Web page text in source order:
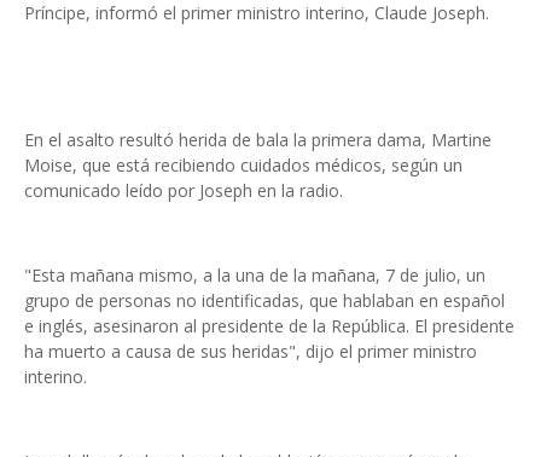
Príncipe, informó el primer ministro interino, Claude Joseph.
En el asalto resultó herida de bala la primera dama, Martine
Moise, que está recibiendo cuidados médicos, según un
comunicado leído por Joseph en la radio.
"Esta mañana mismo, a la una de la mañana, 7 de julio, un
grupo de personas no identificadas, que hablaban en español
e inglés, asesinaron al presidente de la República. El presidente
ha muerto a causa de sus heridas", dijo el primer ministro
interino.